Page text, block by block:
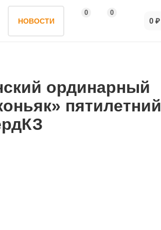
НОВОСТИ
0 0
0 ₽
ординарный
пятилетний